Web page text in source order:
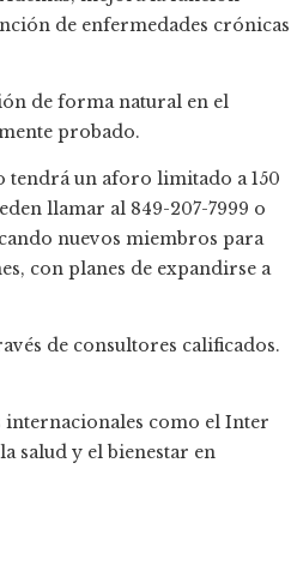
de enfermedades crónicas
de forma natural en el
probado.
tendrá un aforo limitado a 150
llamar al 849-207-7999 o
nuevos miembros para
con planes de expandirse a
de consultores calificados.
como el Inter
salud y el bienestar en